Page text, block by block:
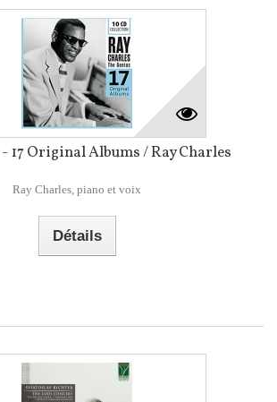
17 Original Albums / Ray Charles
Ray Charles, piano et voix
Détails